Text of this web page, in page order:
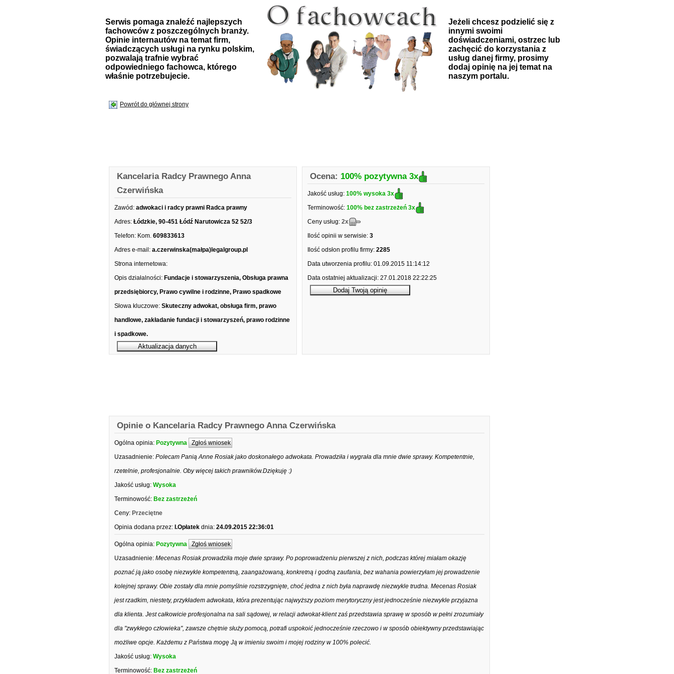
Serwis pomaga znaleźć najlepszych
fachowców z poszczególnych branży.
Opinie internautów na temat firm,
świadczących usługi na rynku polskim,
pozwalają trafnie wybrać
odpowiedniego fachowca, którego
właśnie potrzebujecie.
Jeżeli chcesz podzielić się z
innymi swoimi
doświadczeniami, ostrzec lub
zachęcić do korzystania z
usług danej firmy, prosimy
dodaj opinię na jej temat na
naszym portalu.
Powrót do głównej strony
Kancelaria Radcy Prawnego Anna
Czerwińska
Zawód: adwokaci i radcy prawni Radca prawny
Adres: Łódzkie, 90-451 Łódź Narutowicza 52 52/3
Telefon: Kom. 609833613
Adres e-mail: a.czerwinska(małpa)legalgroup.pl
Strona internetowa:
Opis działalności: Fundacje i stowarzyszenia, Obsługa prawna
przedsiębiorcy, Prawo cywilne i rodzinne, Prawo spadkowe
Słowa kluczowe: Skuteczny adwokat, obsługa firm, prawo
handlowe, zakładanie fundacji i stowarzyszeń, prawo rodzinne
i spadkowe.
Ocena: 100% pozytywna 3x
Jakość usług: 100% wysoka 3x
Terminowość: 100% bez zastrzeżeń 3x
Ceny usług: 2x
Ilość opinii w serwisie: 3
Ilość odsłon profilu firmy: 2285
Data utworzenia profilu: 01.09.2015 11:14:12
Data ostatniej aktualizacji: 27.01.2018 22:22:25
Opinie o Kancelaria Radcy Prawnego Anna Czerwińska
Ogólna opinia: Pozytywna Zgłoś wniosek
Uzasadnienie: Polecam Panią Anne Rosiak jako doskonałego adwokata. Prowadziła i wygrała dla mnie dwie sprawy. Kompetentnie,
rzetelnie, profesjonalnie. Oby więcej takich prawników.Dziękuję :)
Jakość usług: Wysoka
Terminowość: Bez zastrzeżeń
Ceny: Przeciętne
Opinia dodana przez: I.Opłatek dnia: 24.09.2015 22:36:01
Ogólna opinia: Pozytywna Zgłoś wniosek
Uzasadnienie: Mecenas Rosiak prowadziła moje dwie sprawy. Po poprowadzeniu pierwszej z nich, podczas której miałam okazję
poznać ją jako osobę niezwykle kompetentną, zaangażowaną, konkretną i godną zaufania, bez wahania powierzyłam jej prowadzenie
kolejnej sprawy. Obie zostały dla mnie pomyślnie rozstrzygnięte, choć jedna z nich była naprawdę niezwykle trudna. Mecenas Rosiak
jest rzadkim, niestety, przykładem adwokata, która prezentując najwyższy poziom merytoryczny jest jednocześnie niezwykle przyjazna
dla klienta. Jest całkowicie profesjonalna na sali sądowej, w relacji adwokat-klient zaś przedstawia sprawę w sposób w pełni zrozumiały
dla "zwykłego człowieka", zawsze chętnie służy pomocą, potrafi uspokoić jednocześnie rzeczowo i w sposób obiektywny przedstawiając
możliwe opcje. Każdemu z Państwa mogę Ją w imieniu swoim i mojej rodziny w 100% polecić.
Jakość usług: Wysoka
Terminowość: Bez zastrzeżeń